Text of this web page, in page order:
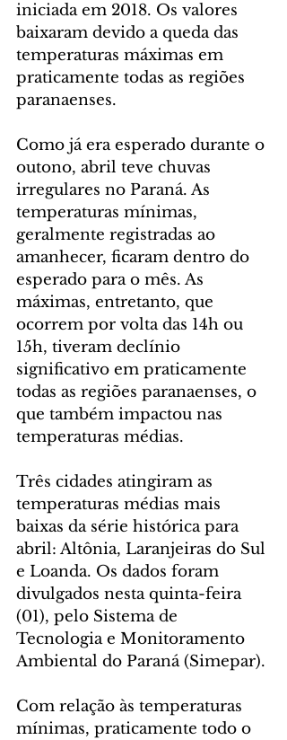
iniciada em 2018. Os valores
baixaram devido a queda das
temperaturas máximas em
praticamente todas as regiões
paranaenses.
Como já era esperado durante o
outono, abril teve chuvas
irregulares no Paraná. As
temperaturas mínimas,
geralmente registradas ao
amanhecer, ficaram dentro do
esperado para o mês. As
máximas, entretanto, que
ocorrem por volta das 14h ou
15h, tiveram declínio
significativo em praticamente
todas as regiões paranaenses, o
que também impactou nas
temperaturas médias.
Três cidades atingiram as
temperaturas médias mais
baixas da série histórica para
abril: Altônia, Laranjeiras do Sul
e Loanda. Os dados foram
divulgados nesta quinta-feira
(01), pelo Sistema de
Tecnologia e Monitoramento
Ambiental do Paraná (Simepar).
Com relação às temperaturas
mínimas, praticamente todo o